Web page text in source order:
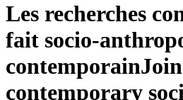
Les recherches
fait socio-
contemporain
contemporary